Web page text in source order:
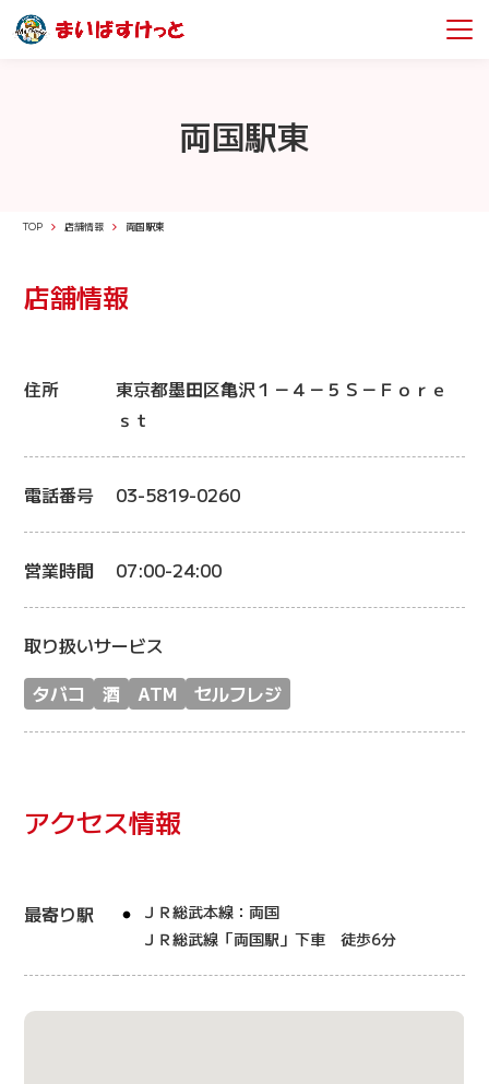
両国駅東
TOP 店舗情報 両国駅東
店舗情報
住所
東京都墨田区亀沢１－４－５Ｓ－Ｆｏｒｅ
ｓｔ
電話番号 03-5819-0260
営業時間 07:00-24:00
取り扱いサービス
タバコ
酒 ATM セルフレジ
アクセス情報
最寄り駅
ＪＲ総武本線：両国
ＪＲ総武線「両国駅」下車 徒歩6分